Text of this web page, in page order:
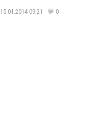
15.01.2014 09:21 💬 0